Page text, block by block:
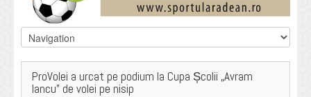
ProVolei a urcat pe podium la Cupa Școlii „Avram
Iancu” de volei pe nisip